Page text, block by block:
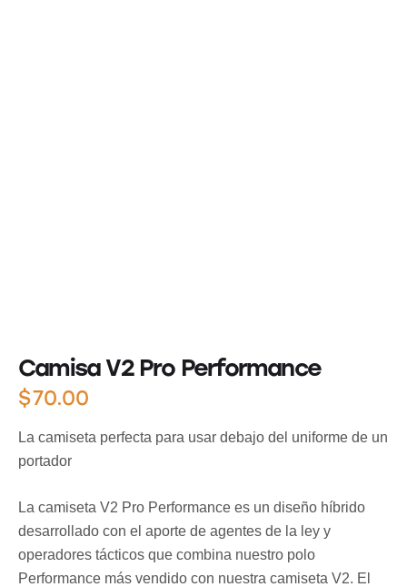
Camisa V2 Pro Performance
$70.00
La camiseta perfecta para usar debajo del uniforme de un
portador
La camiseta V2 Pro Performance es un diseño híbrido
desarrollado con el aporte de agentes de la ley y
operadores tácticos que combina nuestro polo
Performance más vendido con nuestra camiseta V2. El